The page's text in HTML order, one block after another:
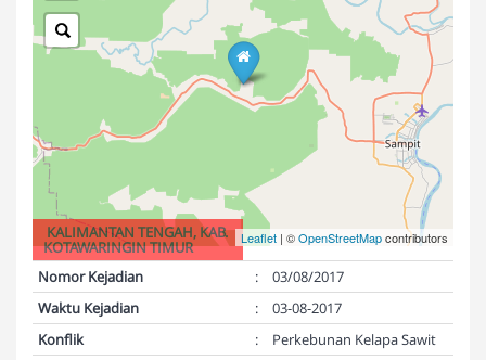
Leaflet | ©OpenStreetMapcontributors
KALIMANTAN TENGAH, KAB.
KOTAWARINGIN TIMUR
Nomor Kejadian
:
03/08/2017
Waktu Kejadian
:
03-08-2017
Konflik
:
Perkebunan Kelapa Sawit